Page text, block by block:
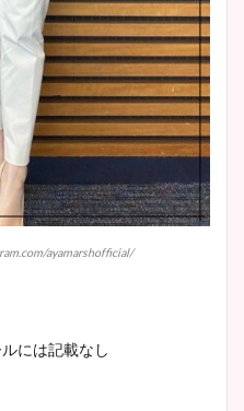
ayamarshofficial/
には記載なし